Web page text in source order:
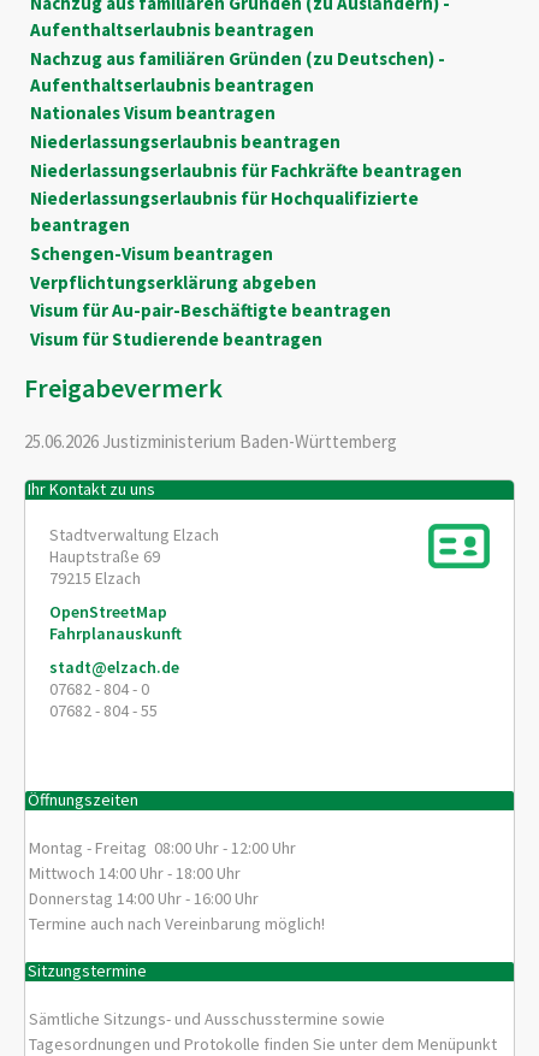
Aufenthaltserlaubnis beantragen
Nachzug aus familiären Gründen (zu Deutschen) -
Aufenthaltserlaubnis beantragen
Nationales Visum beantragen
Niederlassungserlaubnis beantragen
Niederlassungserlaubnis für Fachkräfte beantragen
Niederlassungserlaubnis für Hochqualifizierte
beantragen
Schengen-Visum beantragen
Verpflichtungserklärung abgeben
Visum für Au-pair-Beschäftigte beantragen
Visum für Studierende beantragen
Freigabevermerk
25.06.2026 Justizministerium Baden-Württemberg
Ihr Kontakt zu uns
Stadtverwaltung Elzach
Hauptstraße 69
79215 Elzach
OpenStreetMap
Fahrplanauskunft
stadt@elzach.de
07682 - 804 - 0
07682 - 804 - 55
Öffnungszeiten
Montag - Freitag 08:00 Uhr - 12:00 Uhr
Mittwoch 14:00 Uhr - 18:00 Uhr
Donnerstag 14:00 Uhr - 16:00 Uhr
Termine auch nach Vereinbarung möglich!
Sitzungstermine
Sämtliche Sitzungs- und Ausschusstermine sowie
Tagesordnungen und Protokolle finden Sie unter dem Menüpunkt